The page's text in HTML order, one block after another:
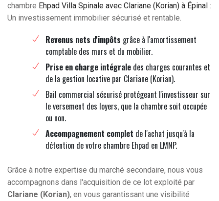
chambre Ehpad Villa Spinale avec Clariane (Korian) à Épinal :
Un investissement immobilier sécurisé et rentable.
Revenus nets d'impôts grâce à l'amortissement
comptable des murs et du mobilier.
Prise en charge intégrale des charges courantes et
de la gestion locative par Clariane (Korian).
Bail commercial sécurisé protégeant l'investisseur sur
le versement des loyers, que la chambre soit occupée
ou non.
Accompagnement complet de l'achat jusqu'à la
détention de votre chambre Ehpad en LMNP.
Grâce à notre expertise du marché secondaire, nous vous
accompagnons dans l'acquisition de ce lot exploité par
Clariane (Korian), en vous garantissant une visibilité